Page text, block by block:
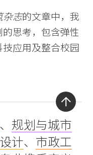
杂志的文章中，我
思考，包含弹性
应用及整合校园
、 规划与城市
计、 市政工
Back
to
top